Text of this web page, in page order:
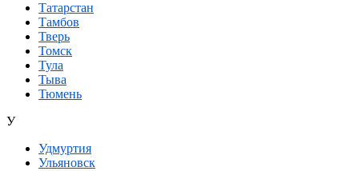
Татарстан
Тамбов
Тверь
Томск
Тула
Тыва
Тюмень
У
Удмуртия
Ульяновск